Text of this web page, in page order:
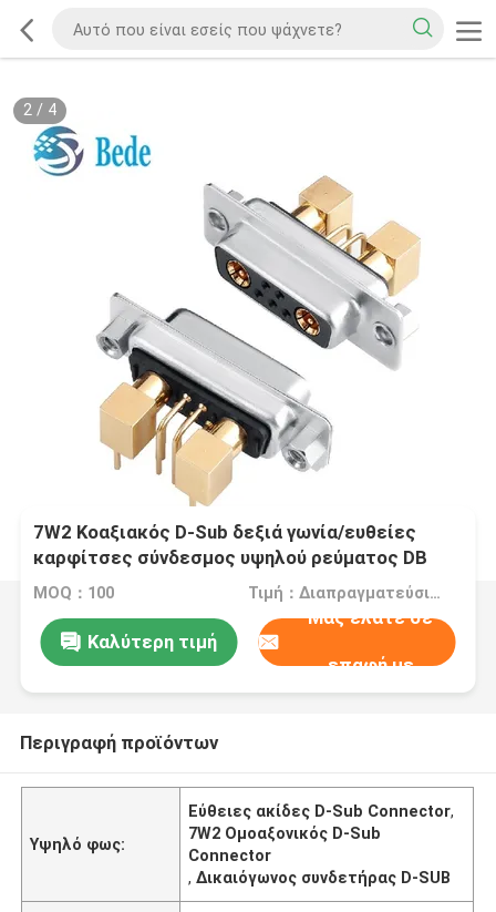
2/ 4
7W2 Κοαξιακός D-Sub δεξιά γωνία/ευθείες
καρφίτσες σύνδεσμος υψηλού ρεύματος DB
MOQ：100 Τιμή：Διαπραγματεύσιμα
Καλύτερη τιμή
Μας ελάτε σε
επαφή με
Περιγραφή προϊόντων
Υψηλό φως:
Εύθειες ακίδες D-Sub Connector,
7W2 Ομοαξονικός D-Sub
Connector
,Δικαιόγωνος συνδετήρας D-SUB